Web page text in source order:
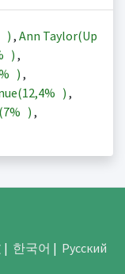
) , Ann Taylor(Up
) ,
) ,
12,4% ) ,
7% ) ,
| 한국어 | Русский